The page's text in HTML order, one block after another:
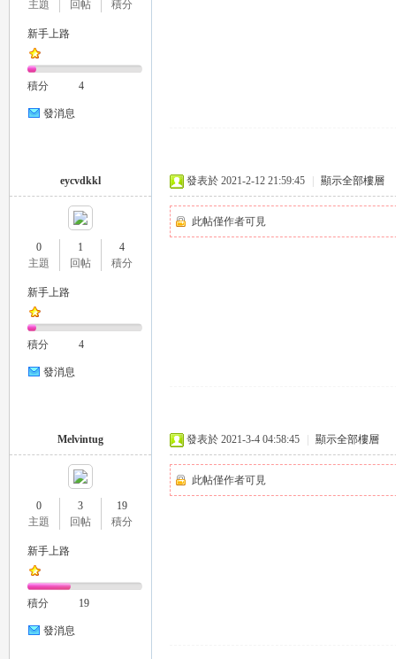
20
主題
回帖
積分
新手上路
積分 4
發消息
eycvdkkl
0
主題
1
回帖
4
積分
新手上路
積分 4
發消息
發表於 2021-2-12 21:59:45 顯示全部樓層
此帖僅作者可見
Melvintug
0
主題
3
回帖
19
積分
新手上路
積分 19
發消息
發表於 2021-3-4 04:58:45 顯示全部樓層
此帖僅作者可見